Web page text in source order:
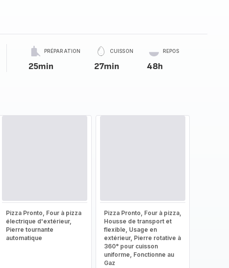
PRÉPARATION
25min
CUISSON
27min
REPOS
48h
Pizza Pronto, Four à pizza
électrique d'extérieur,
Pierre tournante
automatique
Pizza Pronto, Four à pizza,
Housse de transport et
flexible, Usage en
extérieur, Pierre rotative à
360° pour cuisson
uniforme, Fonctionne au
Gaz